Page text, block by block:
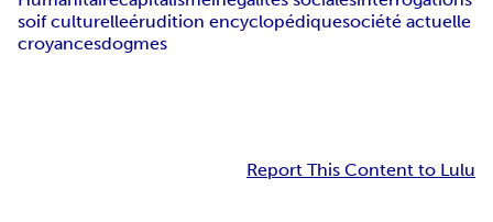
soif culturelleérudition encyclopédiquesociété actuelle
croyancesdogmes
Report This Content to Lulu